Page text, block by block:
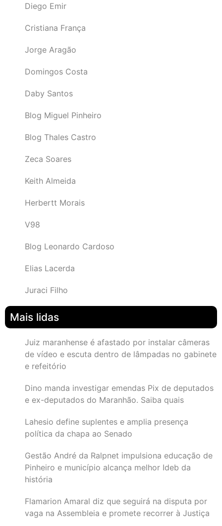
Diego Emir
Cristiana França
Jorge Aragão
Domingos Costa
Daby Santos
Blog Miguel Pinheiro
Blog Thales Castro
Zeca Soares
Keith Almeida
Herbertt Morais
V98
Blog Leonardo Cardoso
Elias Lacerda
Juraci Filho
Mais lidas
Juiz maranhense é afastado por instalar câmeras
de vídeo e escuta dentro de lâmpadas no gabinete
e refeitório
Dino manda investigar emendas Pix de deputados
e ex-deputados do Maranhão. Saiba quais
Lahesio define suplentes e amplia presença
política da chapa ao Senado
Gestão André da Ralpnet impulsiona educação de
Pinheiro e município alcança melhor Ideb da
história
Flamarion Amaral diz que seguirá na disputa por
vaga na Assembleia e promete recorrer à Justiça